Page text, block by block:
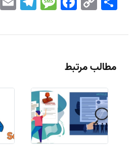
Link
مطالب مرتبط